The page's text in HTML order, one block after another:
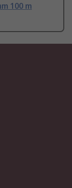
100 m